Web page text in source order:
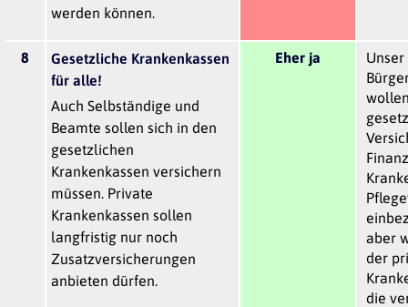
werden können.
8
Gesetzliche Krankenkassen
für alle!
Auch Selbständige und
Beamte sollen sich in den
gesetzlichen
Krankenkassen versichern
müssen. Private
Krankenkassen sollen
langfristig nur noch
Zusatzversicherungen
anbieten dürfen.
Eher ja
aber
der
die